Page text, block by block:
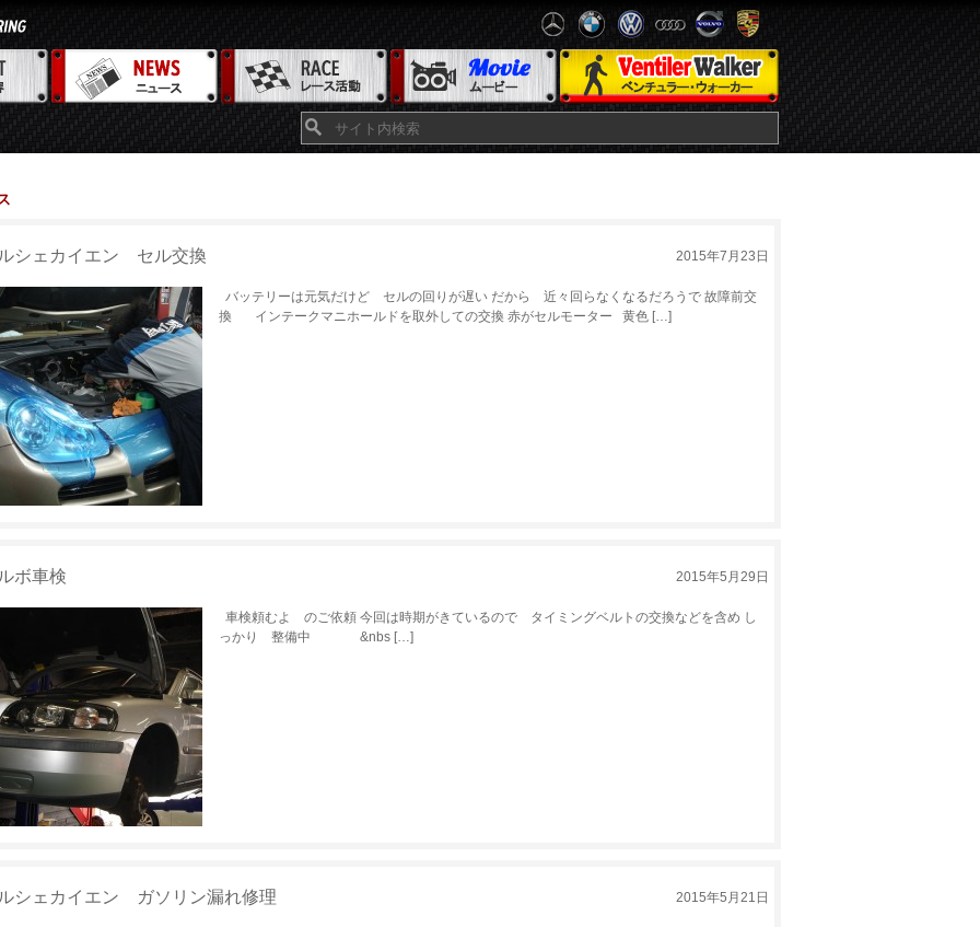
シェカイエン セル交換 2015年7月23日
バッテリーは元気だけど セルの回りが遅い だから 近々回らなくなるだろうで 故障前交
換 インテークマニホールドを取外しての交換 赤がセルモーター 黄色 […]
ボ車検 2015年5月29日
車検頼むよ のご依頼 今回は時期がきているので タイミングベルトの交換などを含め し
っかり 整備中 &nbs […]
シェカイエン ガソリン漏れ修理 2015年5月21日